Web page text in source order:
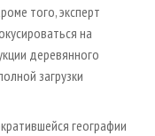
того, эксперт
на
деревянного
загрузки
географии